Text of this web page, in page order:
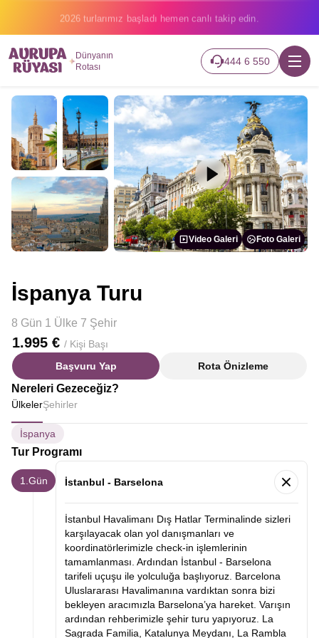
2026 turlarımız başladı hemen canlı takip edin.
Dünyanın
Rotası
444 6 550
Video Galeri Foto Galeri
İspanya Turu
8 Gün 1 Ülke 7 Şehir
1.995 € / Kişi Başı
Başvuru Yap
Rota Önizleme
Nereleri Gezeceğiz?
ÜlkelerŞehirler
İspanya
Tur Programı
1.Gün İstanbul - Barselona
İstanbul Havalimanı Dış Hatlar Terminalinde sizleri
karşılayacak olan yol danışmanları ve
koordinatörlerimizle check-in işlemlerinin
tamamlanması. Ardından İstanbul - Barselona
tarifeli uçuşu ile yolculuğa başlıyoruz. Barcelona
Uluslararası Havalimanına vardıktan sonra bizi
bekleyen aracımızla Barselona’ya hareket. Varışın
ardından rehberimizle şehir turu yapıyoruz. La
Sagrada Familia, Katalunya Meydanı, La Rambla